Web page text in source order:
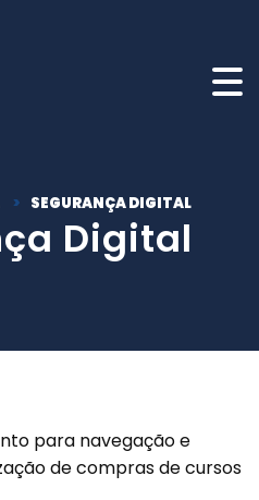
> SEGURANÇA DIGITAL
Digital
para navegação e
de compras de cursos